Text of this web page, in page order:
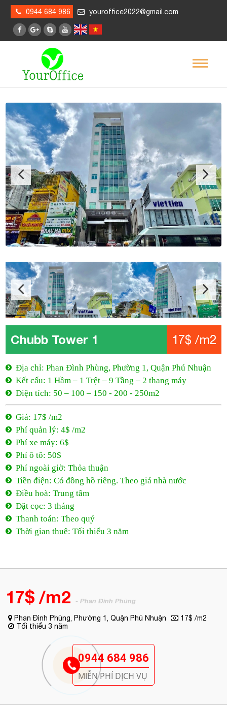
0944 684 986 youroffice2022@gmail.com
Chubb Tower 1 17$ /m2
Địa chỉ: Phan Đình Phùng, Phường 1, Quận Phú Nhuận
Kết cấu: 1 Hầm – 1 Trệt – 9 Tầng – 2 thang máy
Diện tích: 50 – 100 – 150 - 200 - 250m2
Giá: 17$ /m2
Phí quản lý: 4$ /m2
Phí xe máy: 6$
Phí ô tô: 50$
Phí ngoài giờ: Thỏa thuận
Tiền điện: Có đồng hồ riêng. Theo giá nhà nước
Điều hoà: Trung tâm
Đặt cọc: 3 tháng
Thanh toán: Theo quý
Thời gian thuê: Tối thiểu 3 năm
17$ /m2 - Phan Đình Phùng
Phan Đình Phùng, Phường 1, Quận Phú Nhuận
17$ /m2
Tối thiểu 3 năm
0944 684 986
MIỄN PHÍ DỊCH VỤ